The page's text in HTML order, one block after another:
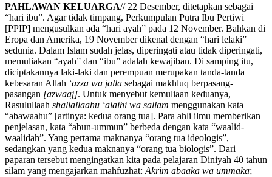
PAHLAWAN KELUARGA// 22 Desember, ditetapkan sebagai
“hari ibu”. Agar tidak timpang, Perkumpulan Putra Ibu Pertiwi
[PPIP] mengusulkan ada “hari ayah” pada 12 November. Bahkan di
Eropa dan Amerika, 19 November dikenal dengan “hari lelaki”
sedunia. Dalam Islam sudah jelas, diperingati atau tidak diperingati,
memuliakan “ayah” dan “ibu” adalah kewajiban. Di samping itu,
diciptakannya laki-laki dan perempuan merupakan tanda-tanda
kebesaran Allah ‘azza wa jalla sebagai makhluq berpasang-
pasangan [azwaaj]. Untuk menyebut kemuliaan keduanya,
Rasulullaah shallallaahu ‘alaihi wa sallam menggunakan kata
“abawaahu” [artinya: kedua orang tua]. Para ahli ilmu memberikan
penjelasan, kata “abun-ummun” berbeda dengan kata “waalid-
waalidah”. Yang pertama maknanya “orang tua ideologis”,
sedangkan yang kedua maknanya “orang tua biologis”. Dari
paparan tersebut mengingatkan kita pada pelajaran Diniyah 40 tahun
silam yang mengajarkan mahfuzhat: Akrim abaaka wa ummaka;